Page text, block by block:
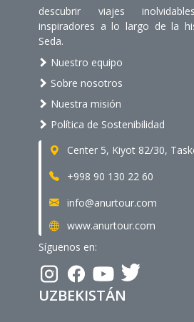
descubrir viajes
inspiradores a lo largo de la
Seda.
Nuestro equipo
Sobre nosotros
Nuestra misión
Política de Sostenibilidad
Center 5, Kiyot 82/30,
+998 90 130 22 60
info@anurtour.com
www.anurtour.com
Síguenos en:
UZBEKISTÁN